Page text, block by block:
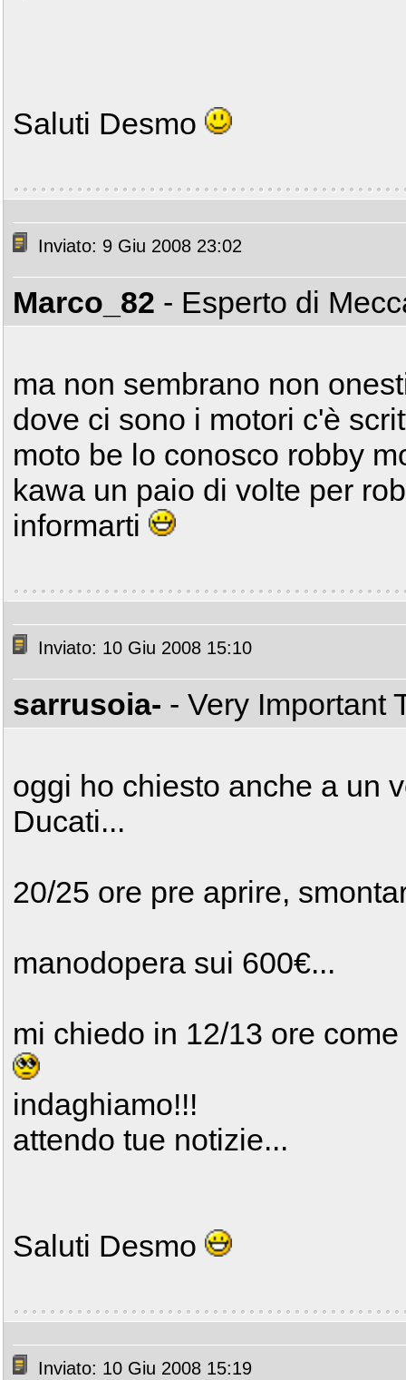
Saluti Desmo
Inviato: 9 Giu 2008 23:02
Marco_82 - Esperto di
ma non sembrano non
dove ci sono i motori c'è
moto be lo conosco robby
kawa un paio di volte per
informarti
Inviato: 10 Giu 2008 15:10
sarrusoia- - Very Important
oggi ho chiesto anche a un
Ducati...
20/25 ore pre aprire,
manodopera sui 600€...
mi chiedo in 12/13 ore
indaghiamo!!!
attendo tue notizie...
Saluti Desmo
Inviato: 10 Giu 2008 15:19